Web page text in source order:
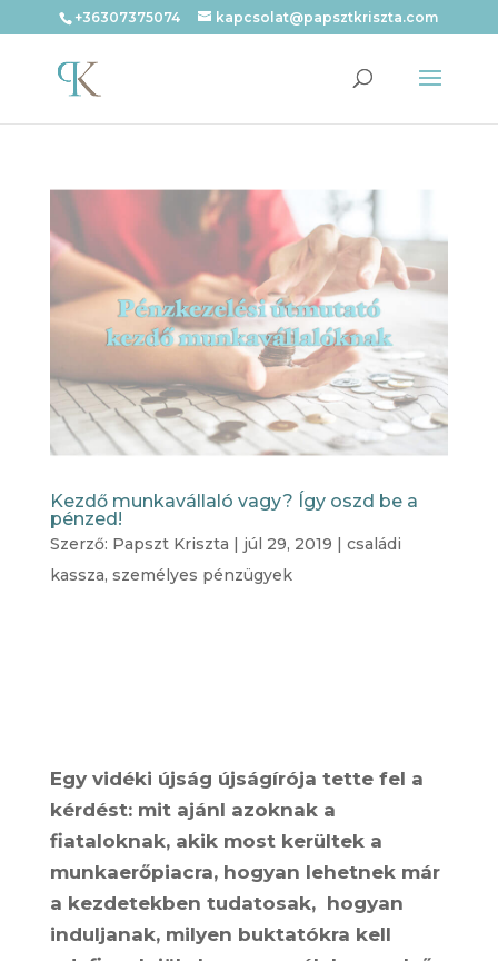
+36307375074 kapcsolat@papsztkriszta.com
Kezdő munkavállaló vagy? Így oszd be a
pénzed!
Szerző: Papszt Kriszta júl 29, 2019
családi
kassza, személyes pénzügyek
Egy vidéki újság újságírója tette fel a
kérdést: mit ajánl azoknak a
fiataloknak, akik most kerültek a
munkaerőpiacra, hogyan lehetnek már
a kezdetekben tudatosak, hogyan
induljanak, milyen buktatókra kell